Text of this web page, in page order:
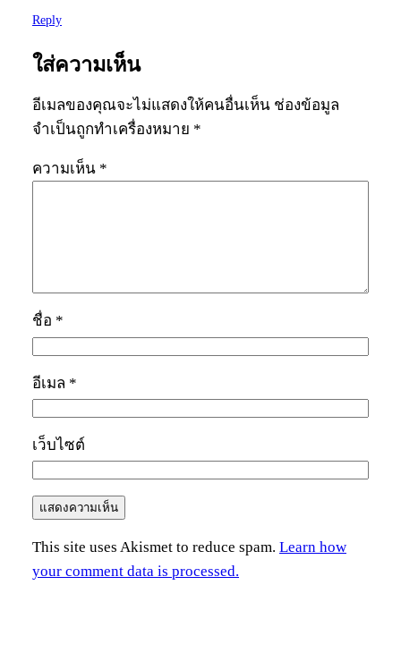
Reply
ใส่ความเห็น
อีเมลของคุณจะไม่แสดงให้คนอื่นเห็น ช่องข้อมูล
จำเป็นถูกทำเครื่องหมาย *
ความเห็น *
ชื่อ *
อีเมล *
เว็บไซต์
This site uses Akismet to reduce spam. Learn how
your comment data is processed.